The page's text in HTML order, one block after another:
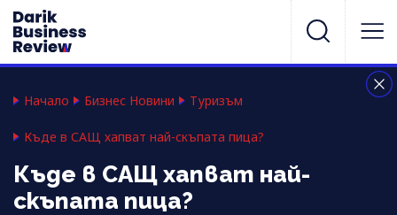
Начало Бизнес Новини Туризъм
Къде в САЩ хапват най-скъпата пица?
Къде в САЩ хапват най-
скъпата пица?